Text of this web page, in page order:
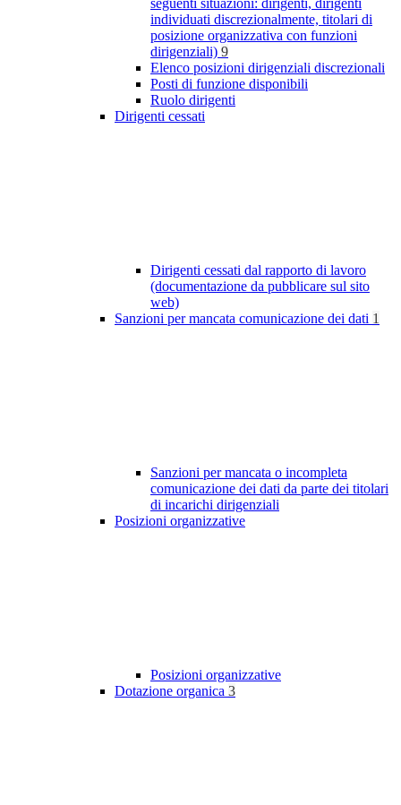
seguenti situazioni: dirigenti, dirigenti
individuati discrezionalmente, titolari di
posizione organizzativa con funzioni
dirigenziali) 9
Elenco posizioni dirigenziali discrezionali
Posti di funzione disponibili
Ruolo dirigenti
Dirigenti cessati
Dirigenti cessati dal rapporto di lavoro
(documentazione da pubblicare sul sito
web)
Sanzioni per mancata comunicazione dei dati 1
Sanzioni per mancata o incompleta
comunicazione dei dati da parte dei titolari
di incarichi dirigenziali
Posizioni organizzative
Posizioni organizzative
Dotazione organica 3